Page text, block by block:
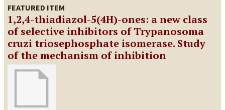
FEATURED ITEM
1,2,4-thiadiazol-5(4H)-ones: a new class
of selective inhibitors of Trypanosoma
cruzi triosephosphate isomerase. Study
of the mechanism of inhibition